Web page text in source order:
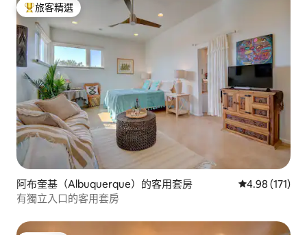
旅客精選榜首
旅客精選
阿布奎基（Albuquerque）的客用套房 從 171 則評價
4.98 (171)
有獨立入口的客用套房